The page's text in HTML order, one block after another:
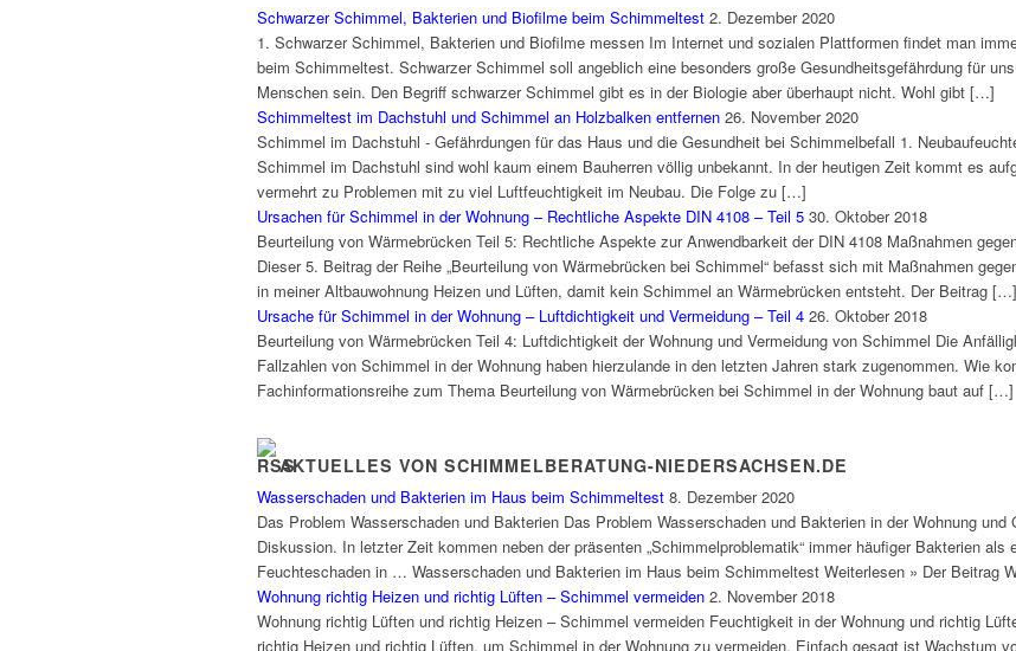
Schwarzer Schimmel, Bakterien und Biofilme beim Schimmeltest 2. Dezember 2020
1. Schwarzer Schimmel, Bakterien und Biofilme messen Im Internet und sozialen Plattformen findet man
beim Schimmeltest. Schwarzer Schimmel soll angeblich eine besonders große Gesundheitsgefährdung für
Menschen sein. Den Begriff schwarzer Schimmel gibt es in der Biologie aber überhaupt nicht. Wohl gibt […]
Schimmeltest im Dachstuhl und Schimmel an Holzbalken entfernen 26. November 2020
Schimmel im Dachstuhl - Gefährdungen für das Haus und die Gesundheit bei Schimmelbefall 1.
Schimmel im Dachstuhl sind wohl kaum einem Bauherren völlig unbekannt. In der heutigen Zeit kommt es
vermehrt zu Problemen mit zu viel Luftfeuchtigkeit im Neubau. Die Folge zu […]
Ursachen für Schimmel in der Wohnung – Rechtliche Aspekte DIN 4108 – Teil 5 30. Oktober 2018
Beurteilung von Wärmebrücken Teil 5: Rechtliche Aspekte zur Anwendbarkeit der DIN 4108 Maßnahmen
Dieser 5. Beitrag der Reihe „Beurteilung von Wärmebrücken bei Schimmel“ befasst sich mit Maßnahmen
in meiner Altbauwohnung Heizen und Lüften, damit kein Schimmel an Wärmebrücken entsteht. Der Beitrag […]
Ursache für Schimmel in der Wohnung – Luftdichtigkeit und Vermeidung – Teil 4 26. Oktober 2018
Beurteilung von Wärmebrücken Teil 4: Luftdichtigkeit der Wohnung und Vermeidung von Schimmel Die
Fallzahlen von Schimmel in der Wohnung haben hierzulande in den letzten Jahren stark zugenommen. Wie
Fachinformationsreihe zum Thema Beurteilung von Wärmebrücken bei Schimmel in der Wohnung baut auf […]
AKTUELLES VON SCHIMMELBERATUNG-NIEDERSACHSEN.DE
Wasserschaden und Bakterien im Haus beim Schimmeltest 8. Dezember 2020
Das Problem Wasserschaden und Bakterien Das Problem Wasserschaden und Bakterien in der Wohnung
Diskussion. In letzter Zeit kommen neben der präsenten „Schimmelproblematik“ immer häufiger Bakterien
Feuchteschaden in … Wasserschaden und Bakterien im Haus beim Schimmeltest Weiterlesen » Der Beitrag
Wohnung richtig Heizen und richtig Lüften – Schimmel vermeiden 2. November 2018
Wohnung richtig Lüften und richtig Heizen – Schimmel vermeiden Feuchtigkeit in der Wohnung und richtig
richtig Heizen und richtig Lüften, um Schimmel in der Wohnung zu vermeiden. Einfach gesagt ist Wachstum